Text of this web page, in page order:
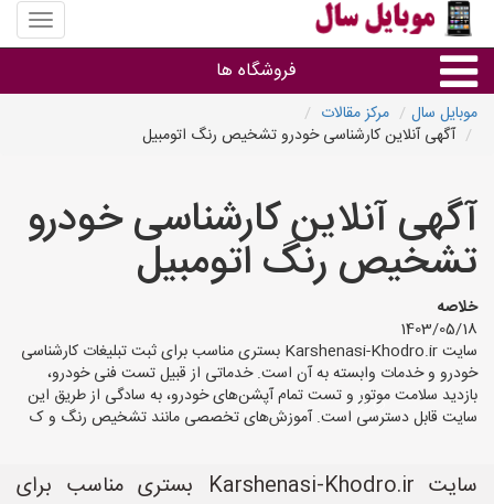
منوی
سایت
سال
فروشگاه ها
موبایل و تبلت
سایر گروه ها
فروشگاه های موبایل
موبایل سال
مرکز مقالات
آگهی آنلاین کارشناسی خودرو تشخیص رنگ اتومبیل
آگهی آنلاین کارشناسی خودرو
تشخیص رنگ اتومبیل
خلاصه
1403/05/18
سایت Karshenasi-Khodro.ir بستری مناسب برای ثبت تبلیغات کارشناسی
خودرو و خدمات وابسته به آن است. خدماتی از قبیل تست فنی خودرو،
بازدید سلامت موتور و تست تمام آپشن‌های خودرو، به سادگی از طریق این
سایت قابل دسترسی است. آموزش‌های تخصصی مانند تشخیص رنگ و ک
سایت Karshenasi-Khodro.ir بستری مناسب برای